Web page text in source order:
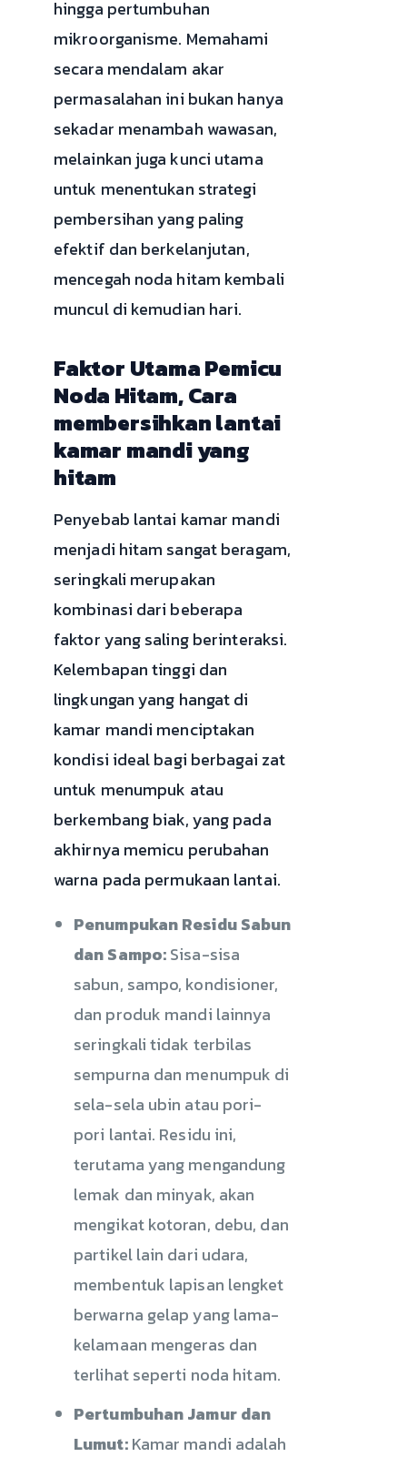
hingga pertumbuhan
mikroorganisme. Memahami
secara mendalam akar
permasalahan ini bukan hanya
sekadar menambah wawasan,
melainkan juga kunci utama
untuk menentukan strategi
pembersihan yang paling
efektif dan berkelanjutan,
mencegah noda hitam kembali
muncul di kemudian hari.
Faktor Utama Pemicu
Noda Hitam, Cara
membersihkan lantai
kamar mandi yang
hitam
Penyebab lantai kamar mandi
menjadi hitam sangat beragam,
seringkali merupakan
kombinasi dari beberapa
faktor yang saling berinteraksi.
Kelembapan tinggi dan
lingkungan yang hangat di
kamar mandi menciptakan
kondisi ideal bagi berbagai zat
untuk menumpuk atau
berkembang biak, yang pada
akhirnya memicu perubahan
warna pada permukaan lantai.
Penumpukan Residu Sabun
dan Sampo:Sisa-sisa
sabun, sampo, kondisioner,
dan produk mandi lainnya
seringkali tidak terbilas
sempurna dan menumpuk di
sela-sela ubin atau pori-
pori lantai. Residu ini,
terutama yang mengandung
lemak dan minyak, akan
mengikat kotoran, debu, dan
partikel lain dari udara,
membentuk lapisan lengket
berwarna gelap yang lama-
kelamaan mengeras dan
terlihat seperti noda hitam.
Pertumbuhan Jamur dan
Lumut:Kamar mandi adalah